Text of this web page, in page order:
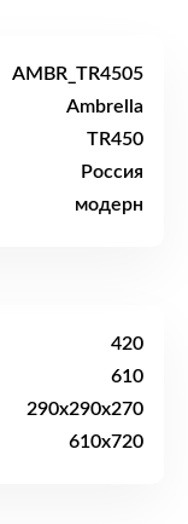
AMBR_TR4505
Ambrella
TR450
Россия
модерн
420
610
290x290x270
610x720